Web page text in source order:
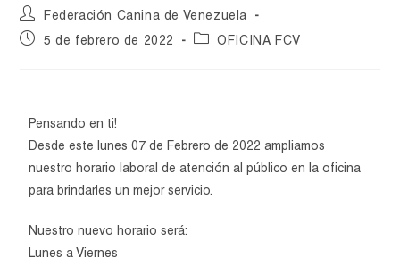
Federación Canina de Venezuela
5 de febrero de 2022
OFICINA FCV
Pensando en ti!
Desde este lunes 07 de Febrero de 2022 ampliamos
nuestro horario laboral de atención al público en la oficina
para brindarles un mejor servicio.
Nuestro nuevo horario será:
Lunes a Viernes